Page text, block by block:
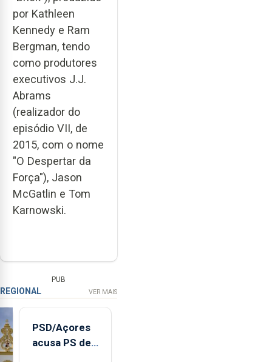
por Kathleen
Kennedy e Ram
Bergman, tendo
como produtores
executivos J.J.
Abrams
(realizador do
episódio VII, de
2015, com o nome
"O Despertar da
Força"), Jason
McGatlin e Tom
Karnowski.
PUB
REGIONAL VER MAIS
PSD/Açores
acusa PS de